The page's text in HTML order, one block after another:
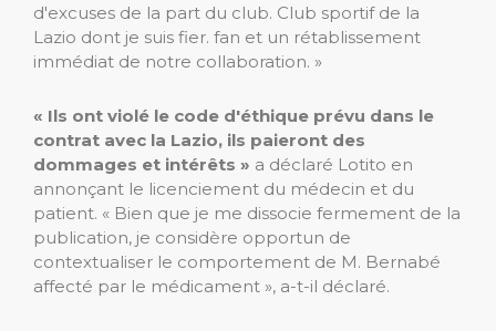
d'excuses de la part du club. Club sportif de la
Lazio dont je suis fier. fan et un rétablissement
immédiat de notre collaboration. »
« Ils ont violé le code d'éthique prévu dans le
contrat avec la Lazio, ils paieront des
dommages et intérêts » a déclaré Lotito en
annonçant le licenciement du médecin et du
patient. « Bien que je me dissocie fermement de la
publication, je considère opportun de
contextualiser le comportement de M. Bernabé
affecté par le médicament », a-t-il déclaré.